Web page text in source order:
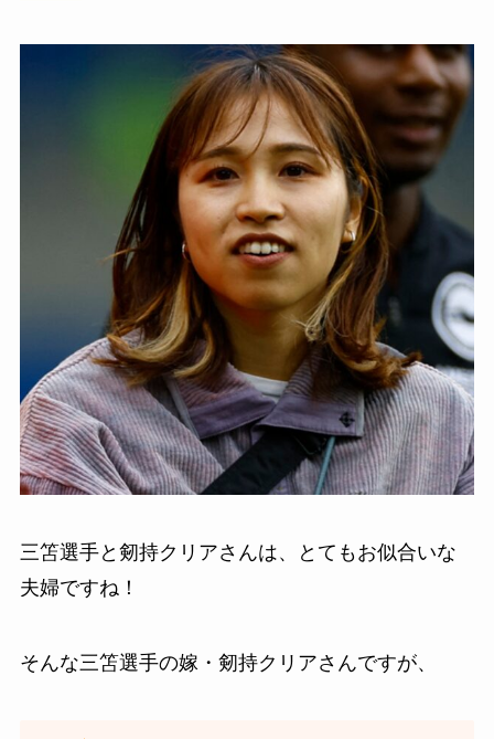
三笘選手と剱持クリアさんは、とてもお似合いな
夫婦ですね！
そんな三笘選手の嫁・剱持クリアさんですが、